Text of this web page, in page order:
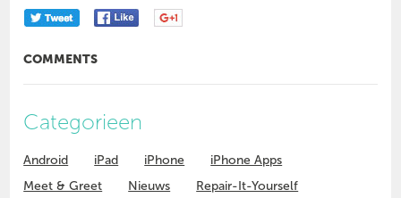
COMMENTS
Categorieen
Android iPad iPhone
iPhone Apps
Meet & Greet
Nieuws
Repair-It-Yourself